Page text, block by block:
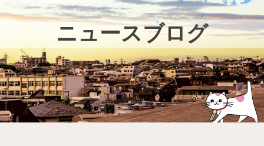
事務所案内
料金
ブログ
お問い合わせ
ニュースブログ